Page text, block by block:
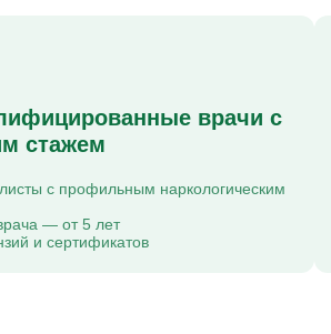
врачи с
стажем
с профильным наркологическим
— от 5 лет
и сертификатов